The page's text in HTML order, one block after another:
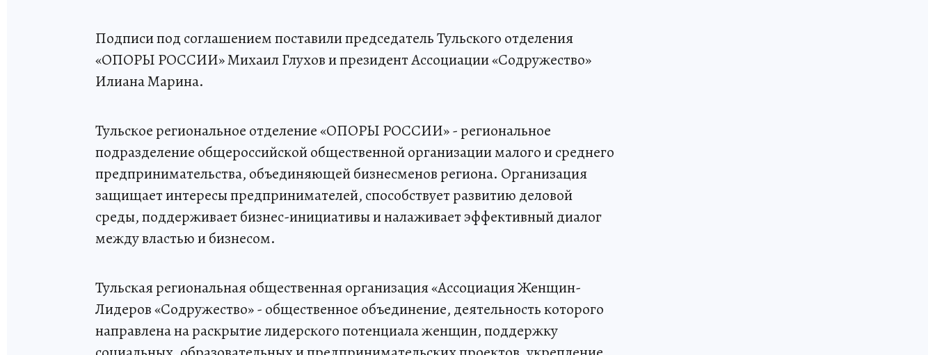
Подписи под соглашением поставили председатель Тульского отделения
«ОПОРЫ РОССИИ» Михаил Глухов и президент Ассоциации «Содружество»
Илиана Марина.
Тульское региональное отделение «ОПОРЫ РОССИИ» - региональное
подразделение общероссийской общественной организации малого и среднего
предпринимательства, объединяющей бизнесменов региона. Организация
защищает интересы предпринимателей, способствует развитию деловой
среды, поддерживает бизнес-инициативы и налаживает эффективный диалог
между властью и бизнесом.
Тульская региональная общественная организация «Ассоциация Женщин-
Лидеров «Содружество» - общественное объединение, деятельность которого
направлена на раскрытие лидерского потенциала женщин, поддержку